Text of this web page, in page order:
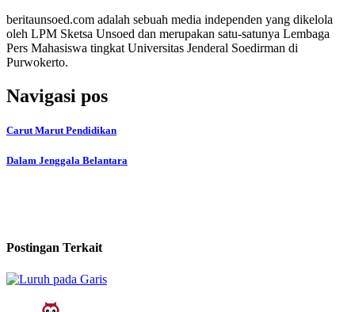
beritaunsoed.com adalah sebuah media independen yang dikelola
oleh LPM Sketsa Unsoed dan merupakan satu-satunya Lembaga
Pers Mahasiswa tingkat Universitas Jenderal Soedirman di
Purwokerto.
Navigasi pos
Carut Marut Pendidikan
Dalam Jenggala Belantara
Postingan Terkait